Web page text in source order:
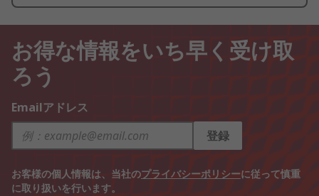
お得な情報をいち早く受け取
ろう
Emailアドレス
登録
お客様の個人情報は、当社のプライバシーポリシーに従って慎重
に取り扱いを行います。